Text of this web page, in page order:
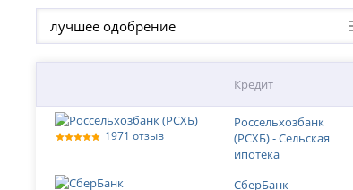
лучшее одобрение
Кредит
1971 отзыв
Россельхозбанк
(РСХБ) - Сельская
ипотека
СберБанк -